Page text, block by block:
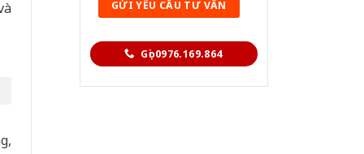
Gọi 0976.169.864